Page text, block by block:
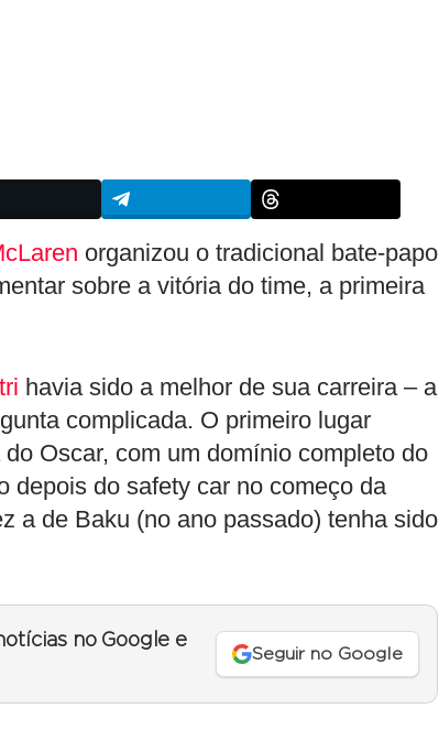
organizou o tradicional bate-papo
sobre a vitória do time, a primeira
havia sido a melhor de sua carreira – a
complicada. O primeiro lugar
Oscar, com um domínio completo do
depois do safety car no começo da
a de Baku (no ano passado) tenha sido
no Google e
Seguir no Google